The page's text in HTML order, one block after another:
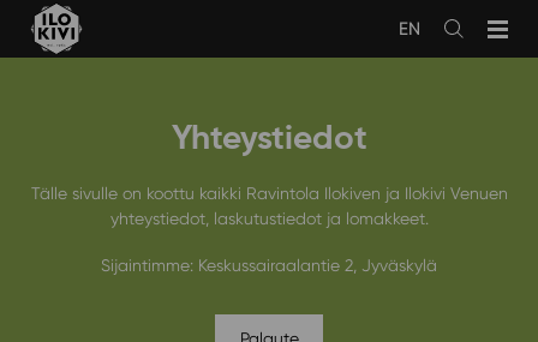
sisältöön
Avaa
haku
EN
Yhteystiedot
Tälle sivulle on koottu kaikki Ravintola Ilokiven ja Ilokivi Venuen
yhteystiedot, laskutustiedot ja lomakkeet.
Sijaintimme: Keskussairaalantie 2, Jyväskylä